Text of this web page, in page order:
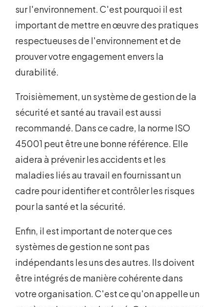
sur l'environnement. C'est pourquoi il est
important de mettre en œuvre des pratiques
respectueuses de l'environnement et de
prouver votre engagement envers la
durabilité.
Troisièmement, un système de gestion de la
sécurité et santé au travail est aussi
recommandé. Dans ce cadre, la norme ISO
45001 peut être une bonne référence. Elle
aidera à prévenir les accidents et les
maladies liés au travail en fournissant un
cadre pour identifier et contrôler les risques
pour la santé et la sécurité.
Enfin, il est important de noter que ces
systèmes de gestion ne sont pas
indépendants les uns des autres. Ils doivent
être intégrés de manière cohérente dans
votre organisation. C'est ce qu'on appelle un